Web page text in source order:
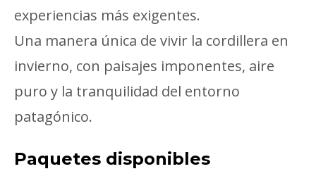
experiencias más exigentes.
Una manera única de vivir la cordillera en
invierno, con paisajes imponentes, aire
puro y la tranquilidad del entorno
patagónico.
Paquetes disponibles